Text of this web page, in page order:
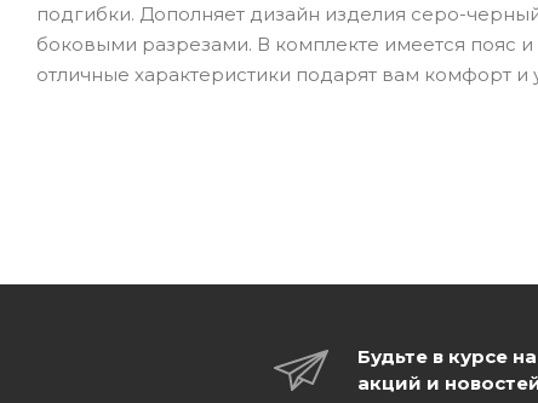
подгибки. Дополняет дизайн изделия серо-
боковыми разрезами. В комплекте имеется пояс
отличные характеристики подарят вам комфорт
Будьте в курсе
акций и